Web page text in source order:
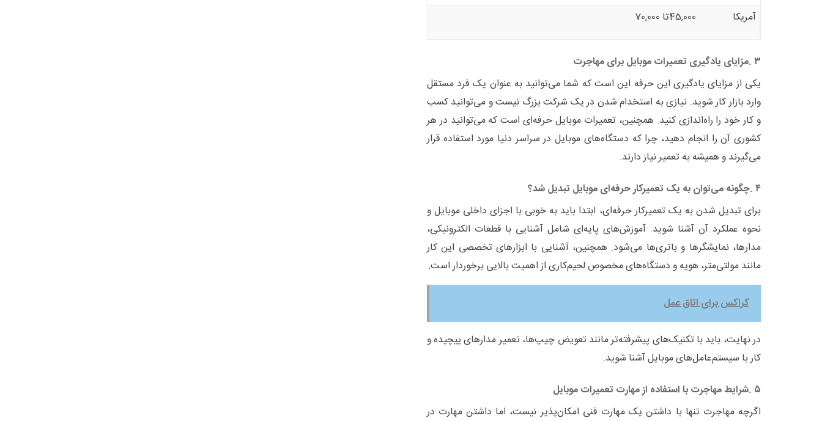
آمریکا 45,000تا 70,000
۳.مزایای یادگیری تعمیرات موبایل برای مهاجرت
یکی از مزایای یادگیری این حرفه این است که شما می‌توانید به عنوان یک فرد مستقل
وارد بازار کار شوید. نیازی به استخدام شدن در یک شرکت بزرگ نیست و می‌توانید کسب
و کار خود را راه‌اندازی کنید. همچنین، تعمیرات موبایل حرفه‌ای است که می‌توانید در هر
کشوری آن را انجام دهید، چرا که دستگاه‌های موبایل در سراسر دنیا مورد استفاده قرار
می‌گیرند و همیشه به تعمیر نیاز دارند.
۴.چگونه می‌توان به یک تعمیرکار حرفه‌ای موبایل تبدیل شد؟
برای تبدیل شدن به یک تعمیرکار حرفه‌ای، ابتدا باید به خوبی با اجزای داخلی موبایل و
نحوه عملکرد آن آشنا شوید. آموزش‌های پایه‌ای شامل آشنایی با قطعات الکترونیکی،
مدارها، نمایشگرها و باتری‌ها می‌شود. همچنین، آشنایی با ابزارهای تخصصی این کار
مانند مولتی‌متر، هویه و دستگاه‌های مخصوص لحیم‌کاری از اهمیت بالایی برخوردار است.
کراکس برای اتاق عمل
در نهایت، باید با تکنیک‌های پیشرفته‌تر مانند تعویض چیپ‌ها، تعمیر مدارهای پیچیده و
کار با سیستم‌عامل‌های موبایل آشنا شوید.
۵ .شرایط مهاجرت با استفاده از مهارت تعمیرات موبایل
اگرچه مهاجرت تنها با داشتن یک مهارت فنی امکان‌پذیر نیست، اما داشتن مهارت در